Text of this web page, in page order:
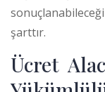
şarttır.
Ücret